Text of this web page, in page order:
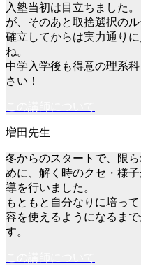
入塾当初は目立ちました。
が、そのあと取捨選択の
確立してからは実力通り
ね。
中学入学後も得意の理系
さい！
冬からのスタートで、限
めに、解く時のクセ・様
導を行いました。
もともと自分なりに培っ
容を使えるようになるま
す。